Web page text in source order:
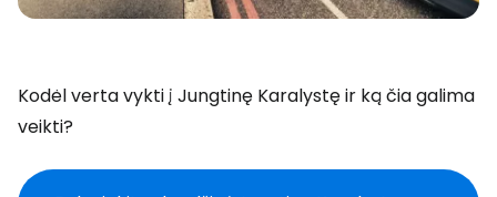
Kodėl verta vykti į Jungtinę Karalystę ir ką čia galima
veikti?